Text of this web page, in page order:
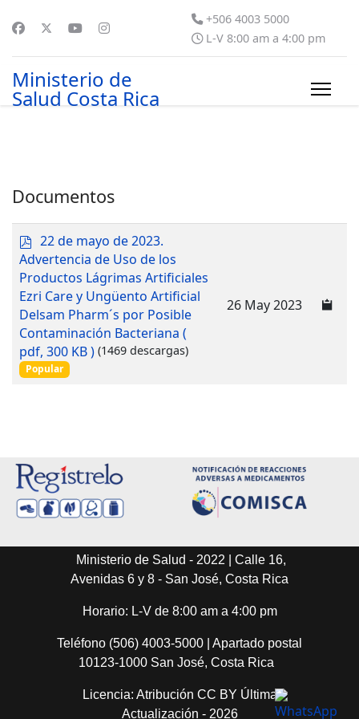
+506 4003 5000
L-V 8:00 am a 4:00 pm
Ministerio de
Salud Costa Rica
Documentos
p
d
f
22 de mayo de 2023.
Advertencia de Uso de los
Productos Lágrimas Artificiales
Ezri Care y Ungüento Artificial
Delsam Pharm´s por Posible
Contaminación Bacteriana (
pdf, 300 KB ) (1469 descargas)
Popular
26 May 2023
Ministerio de Salud - 2022 | Calle 16,
Avenidas 6 y 8 - San José, Costa Rica
Horario: L-V de 8:00 am a 4:00 pm
Teléfono (506) 4003-5000 | Apartado postal
10123-1000 San José, Costa Rica
Licencia: Atribución CC BY Última
Actualización - 2026